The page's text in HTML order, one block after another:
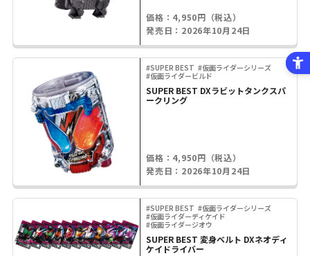
価格：4,950円（税込）
発売日：2026年10月24日
#SUPER BEST #仮面ライダーシリーズ
#仮面ライダービルド
SUPER BEST DXラビットタンクスパ
ークリング
価格：4,950円（税込）
発売日：2026年10月24日
#SUPER BEST #仮面ライダーシリーズ
#仮面ライダーディケイド
#仮面ライダージオウ
SUPER BEST 変身ベルト DXネオディ
ケイドライバー